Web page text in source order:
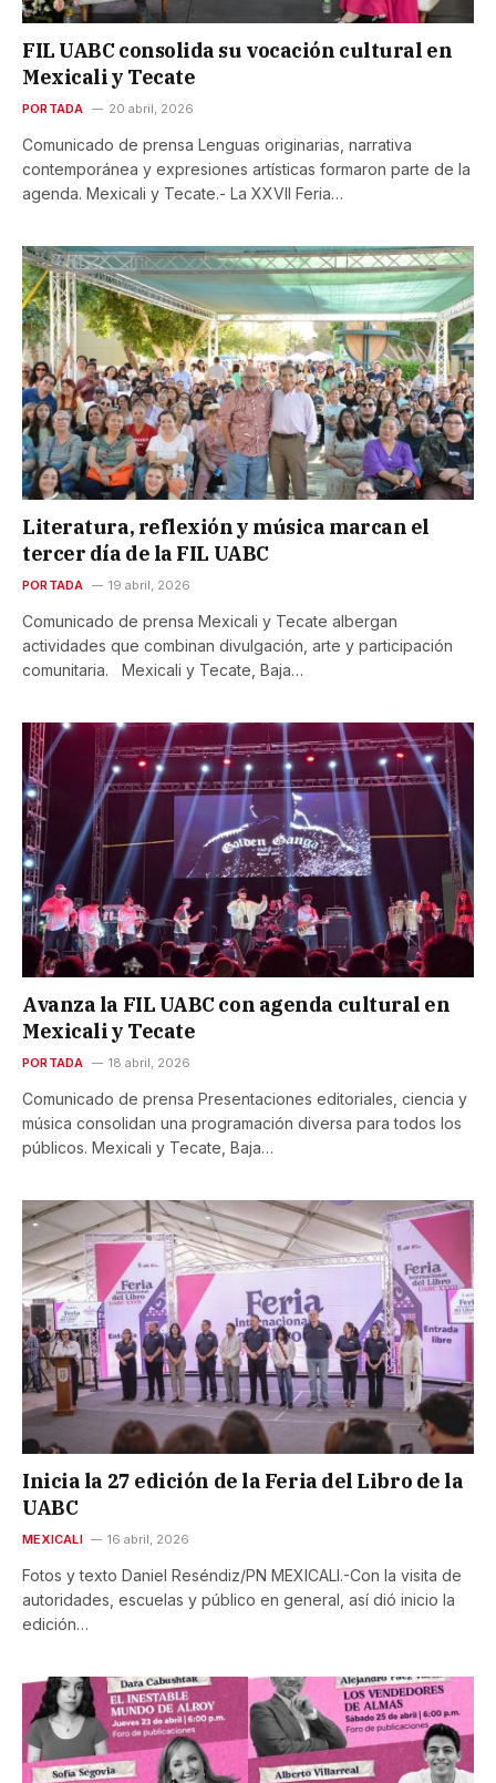
FIL UABC consolida su vocación cultural en
Mexicali y Tecate
PORTADA 20 abril, 2026
Comunicado de prensa Lenguas originarias, narrativa
contemporánea y expresiones artísticas formaron parte de la
agenda. Mexicali y Tecate.- La XXVII Feria…
Literatura, reflexión y música marcan el
tercer día de la FIL UABC
PORTADA 19 abril, 2026
Comunicado de prensa Mexicali y Tecate albergan
actividades que combinan divulgación, arte y participación
comunitaria. Mexicali y Tecate, Baja…
Avanza la FIL UABC con agenda cultural en
Mexicali y Tecate
PORTADA 18 abril, 2026
Comunicado de prensa Presentaciones editoriales, ciencia y
música consolidan una programación diversa para todos los
públicos. Mexicali y Tecate, Baja…
Inicia la 27 edición de la Feria del Libro de la
UABC
MEXICALI 16 abril, 2026
Fotos y texto Daniel Reséndiz/PN MEXICALI.-Con la visita de
autoridades, escuelas y público en general, así dió inicio la
edición…